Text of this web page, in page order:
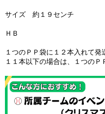
サイズ 約１９センチ
ＨＢ
１つのＰＰ袋に１２本入れて発
１１本以下の場合は、１つのＰ